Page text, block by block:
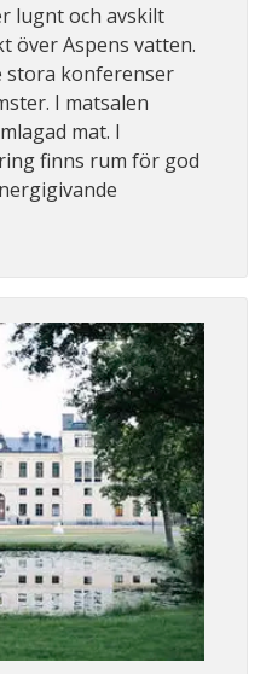
lugnt och avskilt
över Aspens vatten.
stora konferenser
I matsalen
mat. I
finns rum för god